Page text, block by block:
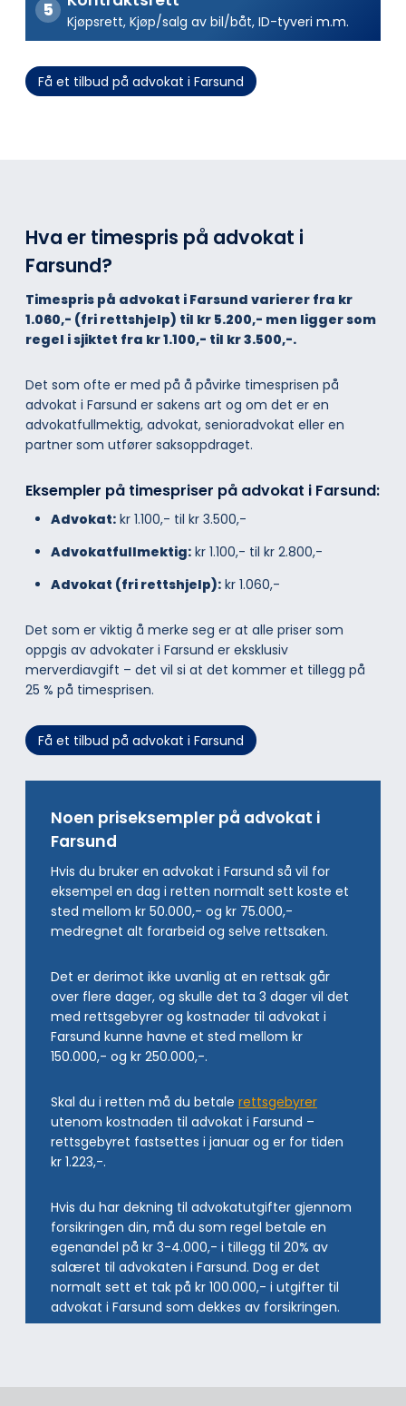
Kjøpsrett, Kjøp/salg av bil/båt, ID-tyveri m.m.
Få et tilbud på advokat i Farsund
Hva er timespris på advokat i
Farsund?
Timespris på advokat i Farsund varierer fra kr
1.060,- (fri rettshjelp) til kr 5.200,- men ligger som
regel i sjiktet fra kr 1.100,- til kr 3.500,-.
Det som ofte er med på å påvirke timesprisen på
advokat i Farsund er sakens art og om det er en
advokatfullmektig, advokat, senioradvokat eller en
partner som utfører saksoppdraget.
Eksempler på timespriser på advokat i Farsund:
Advokat: kr 1.100,- til kr 3.500,-
Advokatfullmektig: kr 1.100,- til kr 2.800,-
Advokat (fri rettshjelp): kr 1.060,-
Det som er viktig å merke seg er at alle priser som
oppgis av advokater i Farsund er eksklusiv
merverdiavgift – det vil si at det kommer et tillegg på
25 % på timesprisen.
Få et tilbud på advokat i Farsund
Noen priseksempler på advokat i
Farsund
Hvis du bruker en advokat i Farsund så vil for
eksempel en dag i retten normalt sett koste et
sted mellom kr 50.000,- og kr 75.000,-
medregnet alt forarbeid og selve rettsaken.
Det er derimot ikke uvanlig at en rettsak går
over flere dager, og skulle det ta 3 dager vil det
med rettsgebyrer og kostnader til advokat i
Farsund kunne havne et sted mellom kr
150.000,- og kr 250.000,-.
Skal du i retten må du betale rettsgebyrer
utenom kostnaden til advokat i Farsund –
rettsgebyret fastsettes i januar og er for tiden
kr 1.223,-.
Hvis du har dekning til advokatutgifter gjennom
forsikringen din, må du som regel betale en
egenandel på kr 3-4.000,- i tillegg til 20% av
salæret til advokaten i Farsund. Dog er det
normalt sett et tak på kr 100.000,- i utgifter til
advokat i Farsund som dekkes av forsikringen.